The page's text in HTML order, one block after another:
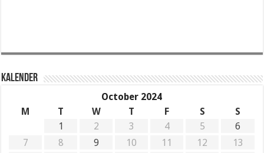
KALENDER
October 2024
M
T W T F S
S
1
2 3 4 5
6
7
8 9 10 11 12
13